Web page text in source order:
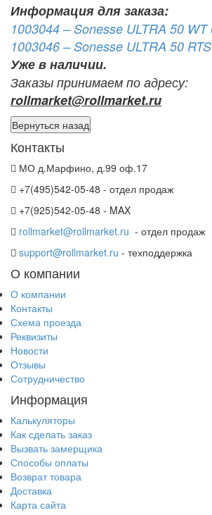
Информация для заказа:
1003044 – Sonesse ULTRA 50 WT
1003046 – Sonesse ULTRA 50
Уже в наличии.
Заказы принимаем по адресу:
rollmarket@rollmarket.ru
Контакты
МО д.Марфино, д.99 оф.17
+7(495)542-05-48 - отдел продаж
+7(925)542-05-48 - MAX
rollmarket@rollmarket.ru - отдел продаж
support@rollmarket.ru - техподдержка
О компании
О компании
Контакты
Схема проезда
Реквизиты
Новости
Отзывы
Сотрудничество
Информация
Калькуляторы
Как сделать заказ
Вызвать замерщика
Способы оплаты
Возврат товара
Доставка
Карта сайта